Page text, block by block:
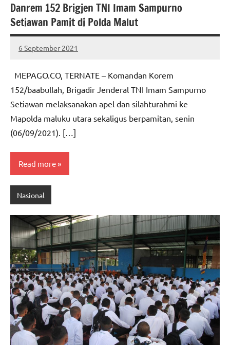
Danrem 152 Brigjen TNI Imam Sampurno
Setiawan Pamit di Polda Malut
6 September 2021
MEPAGO
No
MEPAGO.CO, TERNATE – Komandan Korem
152/baabullah, Brigadir Jenderal TNI Imam Sampurno
Setiawan melaksanakan apel dan silahturahmi ke
Mapolda maluku utara sekaligus berpamitan, senin
(06/09/2021). […]
Read more
Nasional